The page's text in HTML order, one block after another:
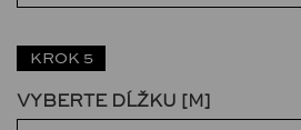
KROK 5
VYBERTE DĹŽKU [M]